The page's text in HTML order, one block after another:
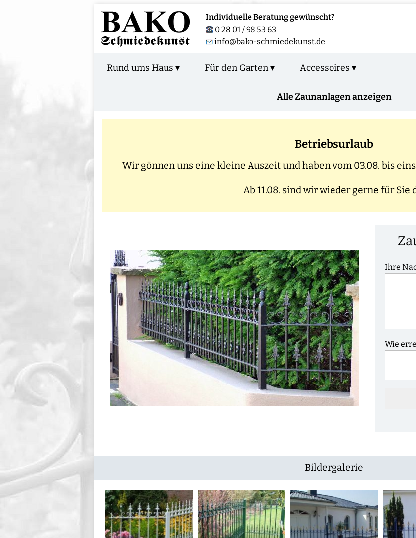
Individuelle Beratung gewünscht?
0 28 01 / 98 53 63
info@bako-schmiedekunst.de
Rund ums Haus ▾ Für den Garten ▾ Accessoires ▾
Alle Zaunanlagen anzeigen
Betriebsurlaub
Wir gönnen uns eine kleine Auszeit und haben vom 03.08. bis
Ab 11.08. sind wir wieder gerne für Sie
Ihre
Wie
Bildergalerie